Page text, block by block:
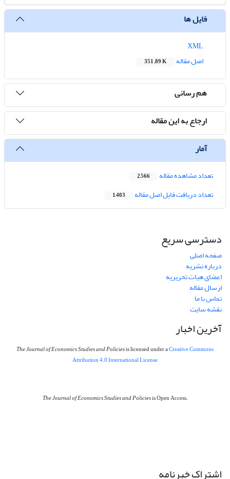
فایل ها
اصل مقاله
351.89 K
هم رسانی
ارجاع به این مقاله
آمار
تعداد مشاهده مقاله 2,566
تعداد دریافت فایل اصل مقاله 1,403
دسترسی سریع
صفحه اصلی
درباره نشریه
اعضای هیات تحریریه
ارسال مقاله
تماس با ما
نقشه سایت
آخرین اخبار
The Journal of Economics Studies and Policiesis licensed under aCreative Commons
Attribution 4.0 International License
The Journal of Economics Studies and Policiesis Open Access.
اشتراک خبرنامه